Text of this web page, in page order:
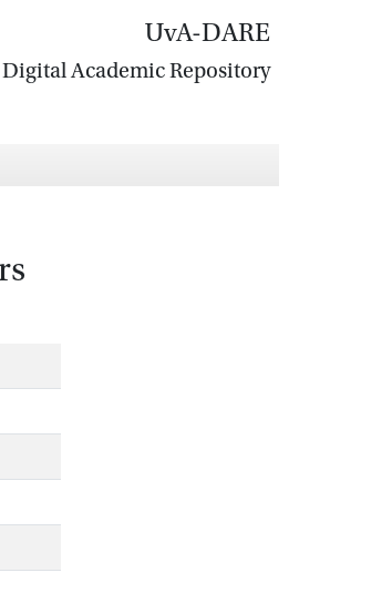
UvA-DARE
Digital Academic Repository